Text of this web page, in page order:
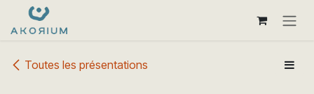
Se rendre au contenu
Toutes les présentations